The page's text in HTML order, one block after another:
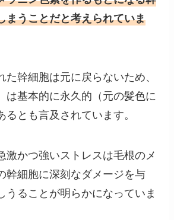
まうことだと考えられていま
た幹細胞は元に戻らないため、
は基本的に永久的（元の髪色に
るとも言及されています。
激かつ強いストレスは毛根のメ
幹細胞に深刻なダメージを与
うることが明らかになっていま